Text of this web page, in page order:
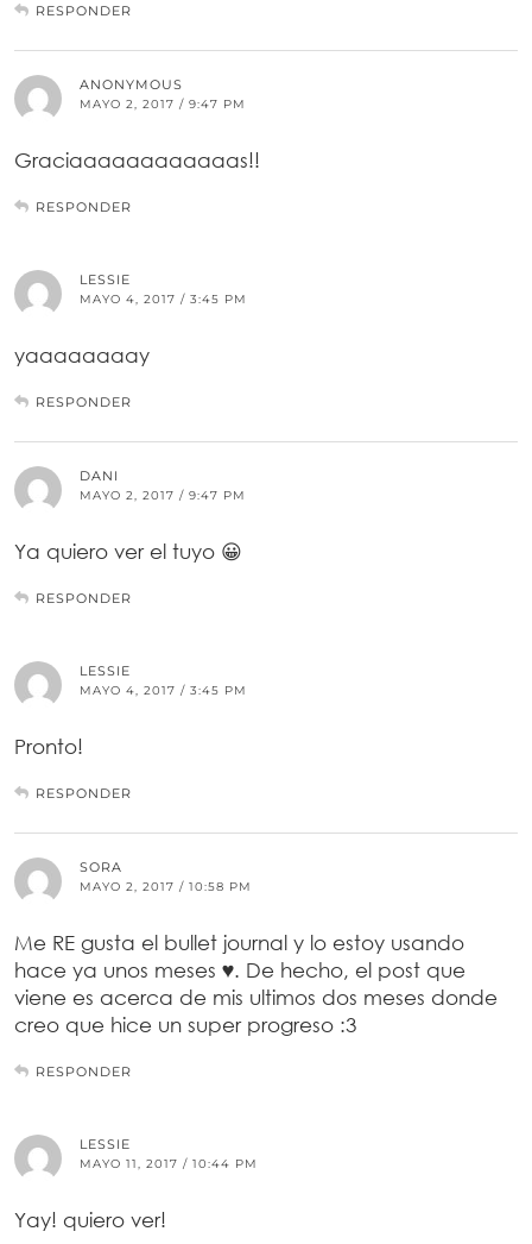
RESPONDER
ANONYMOUS
MAYO 2, 2017 / 9:47 PM
Graciaaaaaaaaaaaas!!
RESPONDER
LESSIE
MAYO 4, 2017 / 3:45 PM
yaaaaaaaay
RESPONDER
DANI
MAYO 2, 2017 / 9:47 PM
Ya quiero ver el tuyo 😀
RESPONDER
LESSIE
MAYO 4, 2017 / 3:45 PM
Pronto!
RESPONDER
SORA
MAYO 2, 2017 / 10:58 PM
Me RE gusta el bullet journal y lo estoy usando
hace ya unos meses ♥. De hecho, el post que
viene es acerca de mis ultimos dos meses donde
creo que hice un super progreso :3
RESPONDER
LESSIE
MAYO 11, 2017 / 10:44 PM
Yay! quiero ver!